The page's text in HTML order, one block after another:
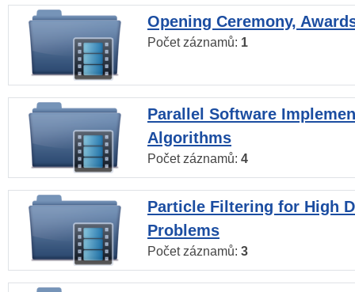
Opening Ceremony,
Počet záznamů: 1
Parallel Software
Algorithms
Počet záznamů: 4
Particle Filtering for High
Problems
Počet záznamů: 3